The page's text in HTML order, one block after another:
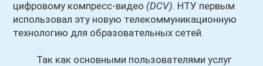
цифровому компресс-видео (DCV). НТУ первым
использовал эту новую телекоммуникационную
технологию для образовательных сетей.
Так как основными пользователями услуг